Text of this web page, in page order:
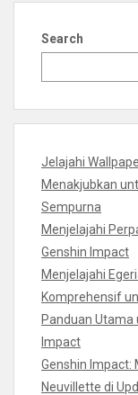
Search
Jelajahi
Menakjubkan
Sempurna
Menjelajahi
Genshin Impact
Menjelajahi
Komprehensif
Panduan Utama
Impact
Genshin Impact:
Neuvillette di